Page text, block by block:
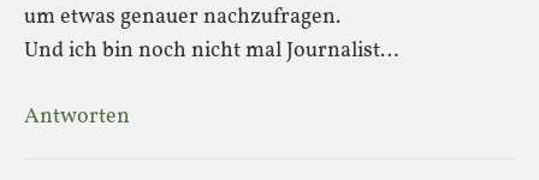
um etwas genauer nachzufragen.
Und ich bin noch nicht mal Journalist…
Antworten